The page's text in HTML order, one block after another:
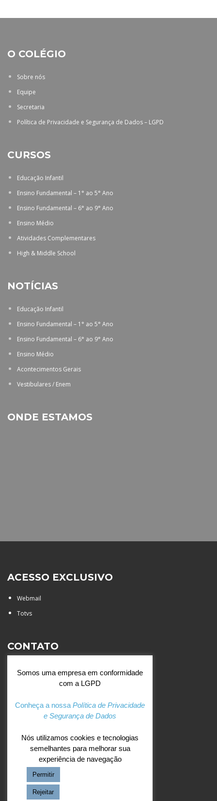
O COLÉGIO
Sobre nós
Equipe
Secretaria
Política de Privacidade e Segurança de Dados – LGPD
CURSOS
Educação Infantil
Ensino Fundamental – 1° ao 5° Ano
Ensino Fundamental – 6° ao 9° Ano
Ensino Médio
Atividades Complementares
High & Middle School
NOTÍCIAS
Educação Infantil
Ensino Fundamental – 1° ao 5° Ano
Ensino Fundamental – 6° ao 9° Ano
Ensino Médio
Acontecimentos Gerais
Vestibulares / Enem
ONDE ESTAMOS
ACESSO EXCLUSIVO
Webmail
Totvs
CONTATO
Santa Catarina - São José do
Rio Preto (SP)
+55 (17) 3354 7000
agostiniano@csj.g12.br
REDES SOCIAIS
Facebook
Instagram
Somos uma empresa em conformidade
com a LGPD
Conheça a nossa Política de Privacidade
e Segurança de Dados
Nós utilizamos cookies e tecnologias
semelhantes para melhorar sua
experiência de navegação
Permitir
Rejeitar